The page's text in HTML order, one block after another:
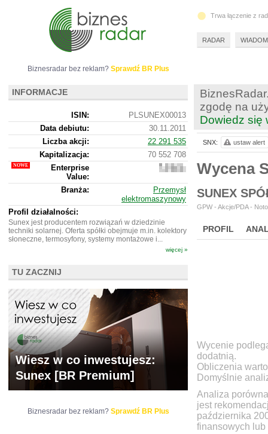
zgodę na
Dowiedz się
Wycena
SUNEX
GPW - Akcje/PDA -
PROFIL
Wycenie
dodatnią.
Obliczenia
Domyślnie
Analiza
jest
października
finansowych lub
SNX: ustaw alert
Biznesradar bez reklam? Sprawdź BR Plus
INFORMACJE
ISIN:
PLSUNEX00013
Data debiutu:
30.11.2011
Liczba akcji:
22 291 535
Kapitalizacja:
70 552 708
Enterprise
Value:
197
708
Branża:
Przemysł
elektromaszynowy
Profil działalności:
Sunex jest producentem rozwiązań w dziedzinie
techniki solarnej. Oferta spółki obejmuje m.in. kolektory
słoneczne, termosyfony, systemy montażowe i...
więcej »
TU ZACZNIJ
Wiesz w co inwestujesz:
Sunex [BR Premium]
Biznesradar bez reklam? Sprawdź BR Plus
Trwa łączenie z
RADAR